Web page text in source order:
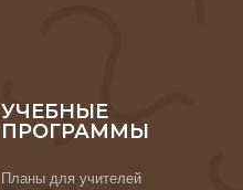
УЧЕБНЫЕ
ПРОГРАММЫ
Планы для учителей